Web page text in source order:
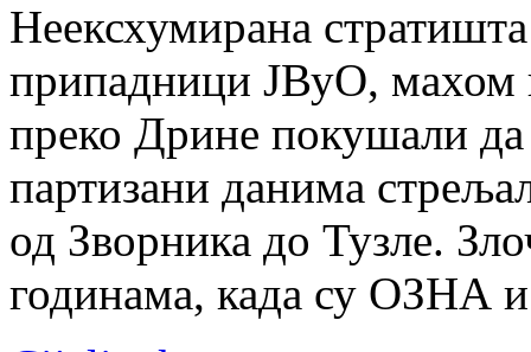
Неексхумирана
припадници ЈВуО, махом
преко Дрине покушали
партизани данима
од Зворника до Тузле.
годинама, када су ОЗНА